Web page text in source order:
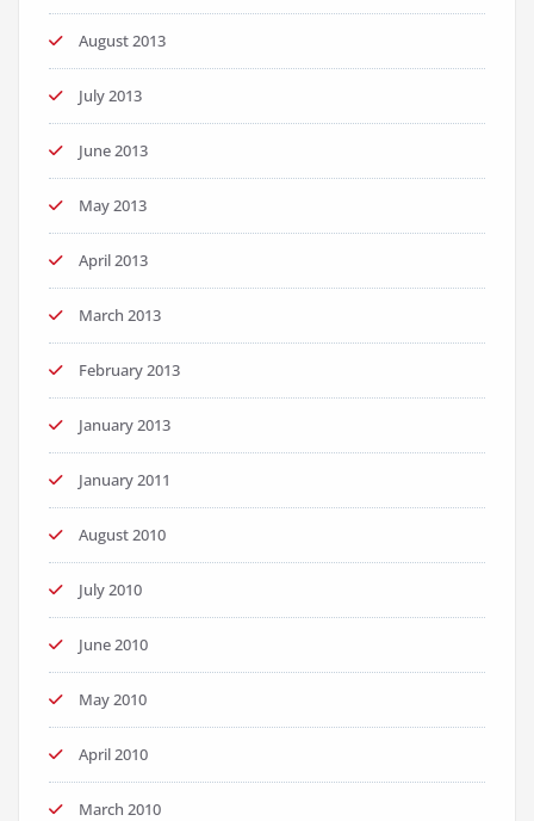
August 2013
July 2013
June 2013
May 2013
April 2013
March 2013
February 2013
January 2013
January 2011
August 2010
July 2010
June 2010
May 2010
April 2010
March 2010